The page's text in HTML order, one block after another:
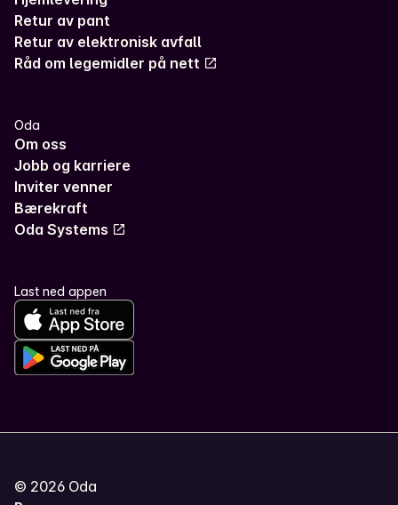
Retur av pant
Retur av elektronisk avfall
Råd om legemidler på nett
Oda
Om oss
Jobb og karriere
Inviter venner
Bærekraft
Oda Systems
Last ned appen
© 2026 Oda